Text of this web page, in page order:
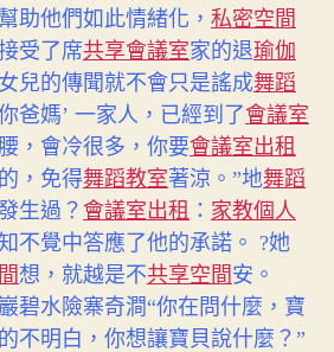
幫助他們如此情緒化， 私密空間
受了席共享會議室家的退瑜伽
兒的傳聞就不會只是謠成舞蹈
爸媽’ 一家人，已經到了會議室
，會冷很多，你要會議室出租
，免得舞蹈教室著涼。”地舞蹈
生過？ 會議室出租 ： 家教個人
不覺中答應了他的承諾。 ?她
想，就越是不共享空間 安。
碧水險寨奇澗“你在問什麼，寶
不明白，你想讓寶貝說什麼？”